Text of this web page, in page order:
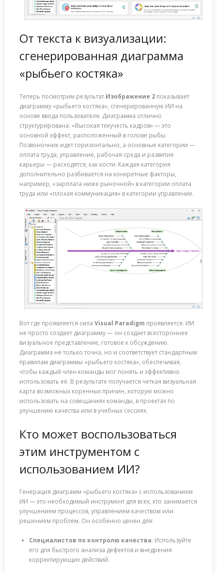
От текста к визуализации:
сгенерированная диаграмма
«рыбьего костяка»
Теперь посмотрим результат.Изображение 2 показывает
диаграмму «рыбьего костяка», сгенерированную ИИ на
основе ввода пользователя. Диаграмма отлично
структурирована: «Высокая текучесть кадров» — это
основной эффект, расположенный в голове рыбы.
Позвоночник идет горизонтально, а основные категории —
оплата труда, управление, рабочая среда и развитие
карьеры — расходятся, как кости. Каждая категория
дополнительно разбивается на конкретные факторы,
например, «зарплата ниже рыночной» в категории оплата
труда или «плохая коммуникация» в категории управление.
Вот где проявляется сила Visual Paradigm проявляется. ИИ
не просто создает диаграмму — он создает всестороннее
визуальное представление, готовое к обсуждению.
Диаграмма не только точна, но и соответствует стандартным
правилам диаграммы «рыбьего костяка», обеспечивая,
чтобы каждый член команды мог понять и эффективно
использовать её. В результате получается четкая визуальная
карта возможных коренных причин, которую можно
использовать на совещаниях команды, в проектах по
улучшению качества или в учебных сессиях.
Кто может воспользоваться
этим инструментом с
использованием ИИ?
Генерация диаграмм «рыбьего костяка» с использованием
ИИ — это необходимый инструмент для всех, кто занимается
улучшением процессов, управлением качеством или
решением проблем. Он особенно ценен для:
Специалистов по контролю качества: Используйте
его для быстрого анализа дефектов и внедрения
корректирующих действий.